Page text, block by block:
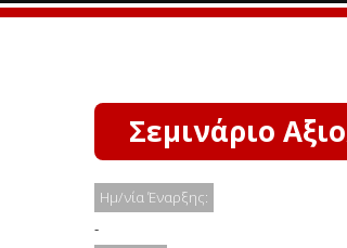
Σεμινάριο
Ημ/νία Έναρξης:
-